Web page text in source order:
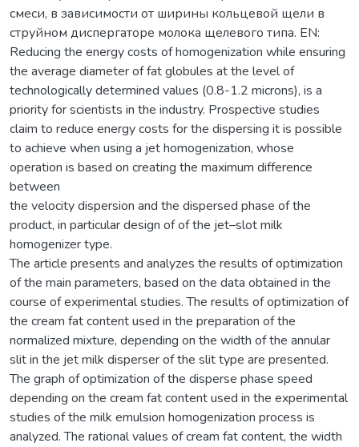
смеси, в зависимости от ширины кольцевой щели в
струйном диспергаторе молока щелевого типа. EN:
Reducing the energy costs of homogenization while ensuring
the average diameter of fat globules at the level of
technologically determined values (0.8-1.2 microns), is a
priority for scientists in the industry. Prospective studies
claim to reduce energy costs for the dispersing it is possible
to achieve when using a jet homogenization, whose
operation is based on creating the maximum difference
between
the velocity dispersion and the dispersed phase of the
product, in particular design of of the jet–slot milk
homogenizer type.
The article presents and analyzes the results of optimization
of the main parameters, based on the data obtained in the
course of experimental studies. The results of optimization of
the cream fat content used in the preparation of the
normalized mixture, depending on the width of the annular
slit in the jet milk disperser of the slit type are presented.
The graph of optimization of the disperse phase speed
depending on the cream fat content used in the experimental
studies of the milk emulsion homogenization process is
analyzed. The rational values of cream fat content, the width